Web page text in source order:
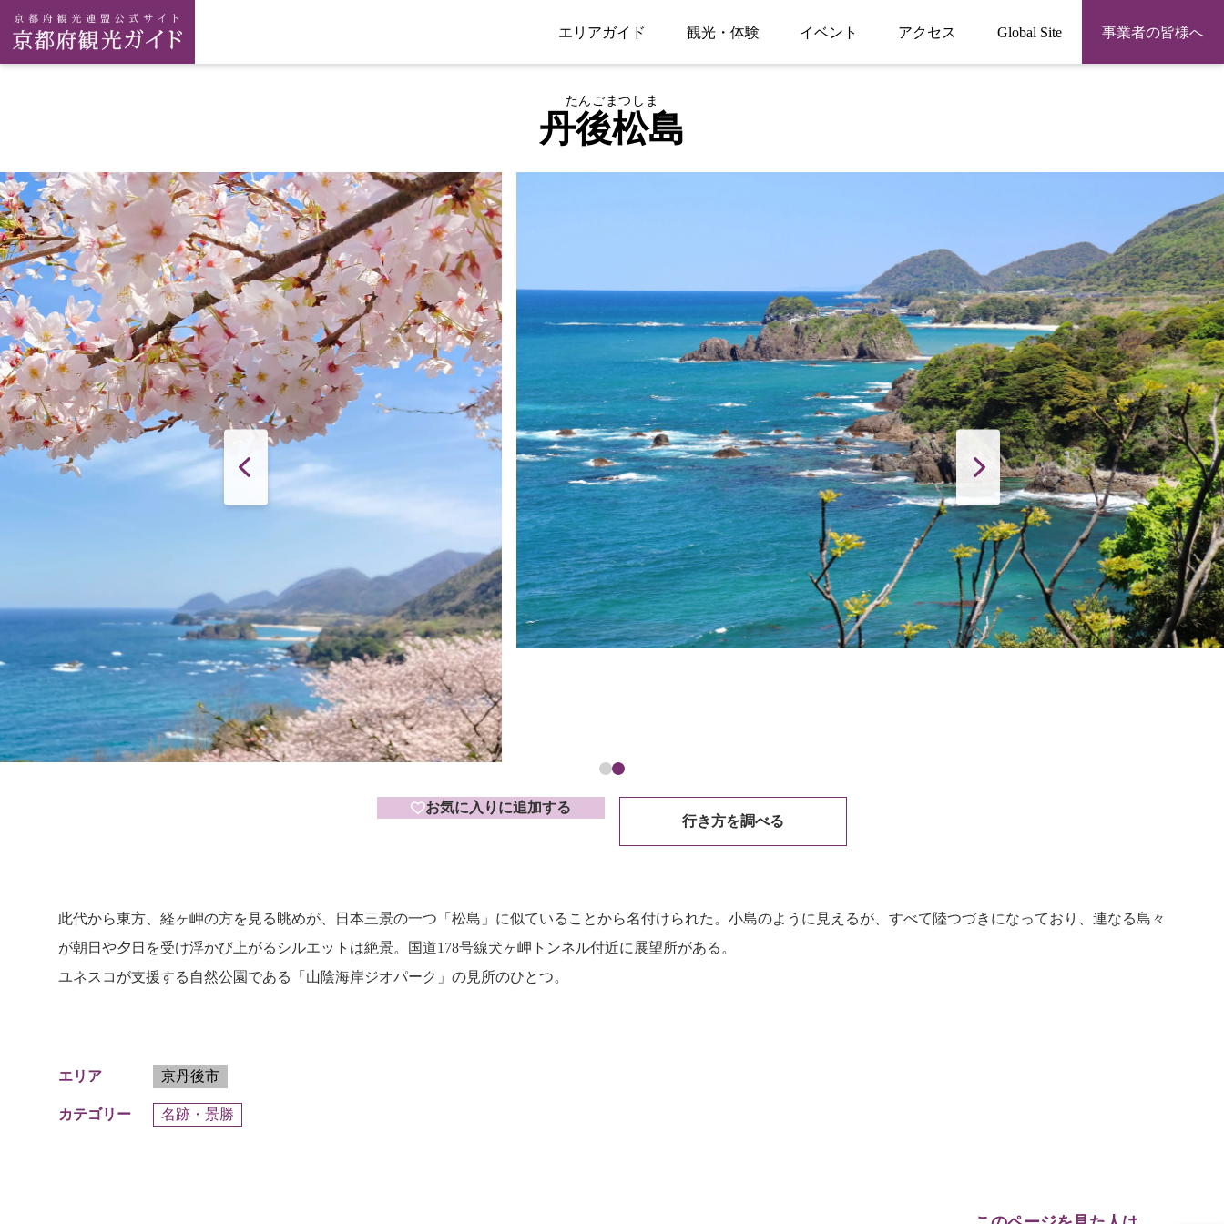
エリアガイド 観光・体験 イベント アクセス Global Site 事業者の皆様へ
丹後松島
たんごまつしま
お気に入りに追加する
行き方を調べる
此代から東方、経ヶ岬の方を見る眺めが、日本三景の一つ「松島」に似ていることから名付けられた。小島のように見えるが、すべて陸つづきになっており、連なる島々
が朝日や夕日を受け浮かび上がるシルエットは絶景。国道178号線犬ヶ岬トンネル付近に展望所がある。
ユネスコが支援する自然公園である「山陰海岸ジオパーク」の見所のひとつ。
エリア 京丹後市
カテゴリー 名跡・景勝